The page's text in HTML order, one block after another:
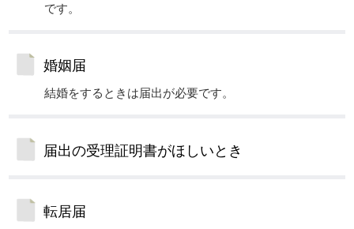
です。
婚姻届
結婚をするときは届出が必要です。
届出の受理証明書がほしいとき
転居届